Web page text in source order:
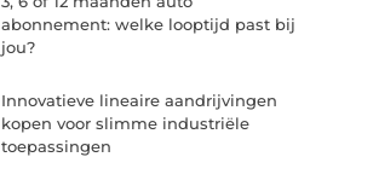
abonnement: welke looptijd past bij
jou?
Innovatieve lineaire aandrijvingen
kopen voor slimme industriële
toepassingen